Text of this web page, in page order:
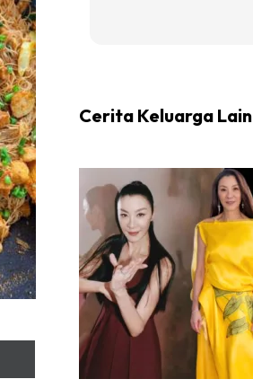
Cerita Keluarga Lain